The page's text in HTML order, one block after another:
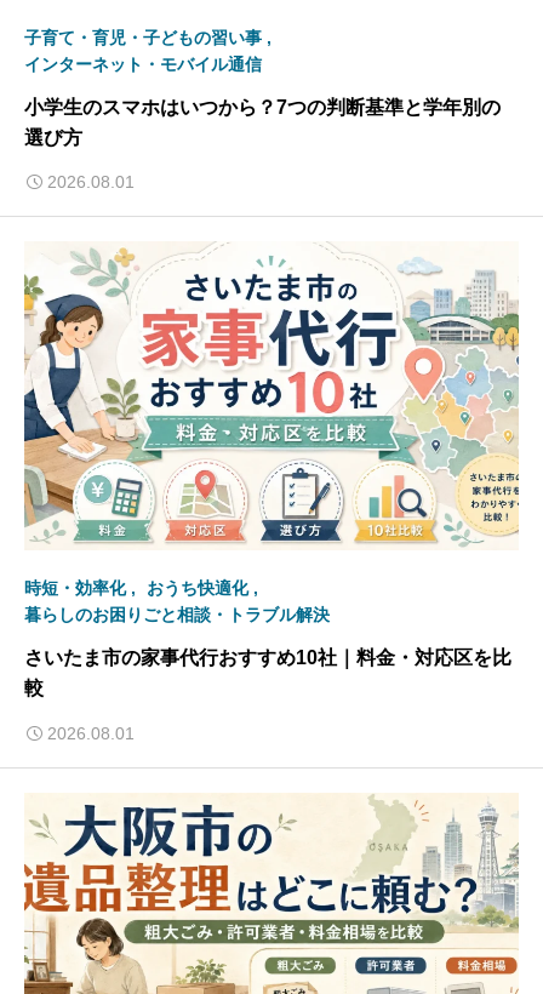
子育て・育児・子どもの習い事
インターネット・モバイル通信
小学生のスマホはいつから？7つの判断基準と学年別の
選び方
2026.08.01
時短・効率化
おうち快適化
暮らしのお困りごと相談・トラブル解決
さいたま市の家事代行おすすめ10社｜料金・対応区を比
較
2026.08.01